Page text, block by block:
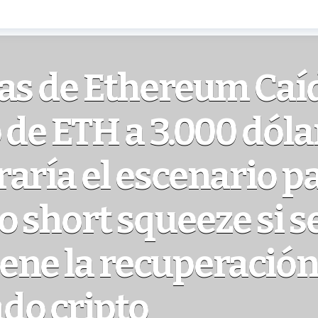
de Ethereum
ETH a 3.000
el escenario
short squeeze si
la
cripto